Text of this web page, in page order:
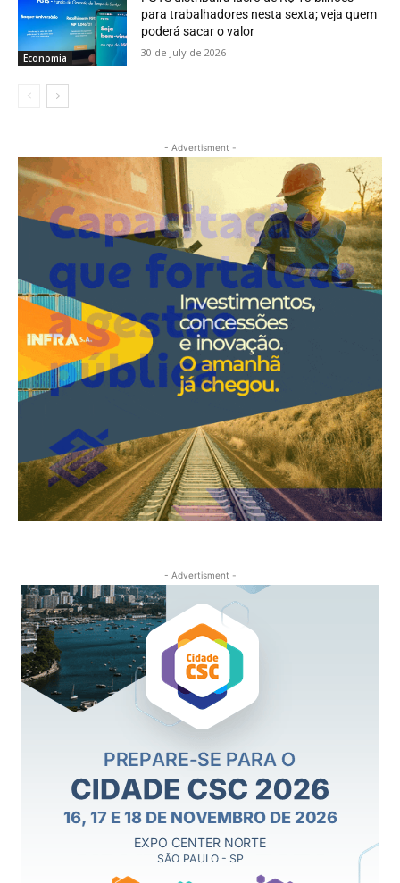
Economia
para trabalhadores nesta sexta; veja quem
poderá sacar o valor
30 de July de 2026
- Advertisment -
- Advertisment -